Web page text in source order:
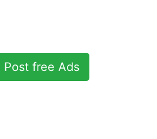
Post free Ads